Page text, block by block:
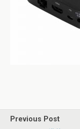
Previous Post